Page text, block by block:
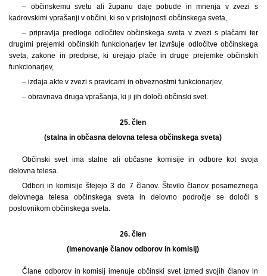
– občinskemu svetu ali županu daje pobude in mnenja v zvezi s
kadrovskimi vprašanji v občini, ki so v pristojnosti občinskega sveta,
– pripravlja predloge odločitev občinskega sveta v zvezi s plačami ter
drugimi prejemki občinskih funkcionarjev ter izvršuje odločitve občinskega
sveta, zakone in predpise, ki urejajo plače in druge prejemke občinskih
funkcionarjev,
– izdaja akte v zvezi s pravicami in obveznostmi funkcionarjev,
– obravnava druga vprašanja, ki ji jih določi občinski svet.
25. člen
(stalna in občasna delovna telesa občinskega sveta)
Občinski svet ima stalne ali občasne komisije in odbore kot svoja
delovna telesa.
Odbori in komisije štejejo 3 do 7 članov. Število članov posameznega
delovnega telesa občinskega sveta in delovno področje se določi s
poslovnikom občinskega sveta.
26. člen
(imenovanje članov odborov in komisij)
Člane odborov in komisij imenuje občinski svet izmed svojih članov in